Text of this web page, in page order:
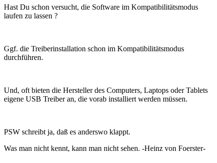
Hast Du schon versucht, die Software im Kompatibilitätsmodus
laufen zu lassen ?
Ggf. die Treiberinstallation schon im Kompatibilitätsmodus
durchführen.
Und, oft bieten die Hersteller des Computers, Laptops oder Tablets
eigene USB Treiber an, die vorab installiert werden müssen.
PSW schreibt ja, daß es anderswo klappt.
Was man nicht kennt, kann man nicht sehen. -Heinz von Foerster-